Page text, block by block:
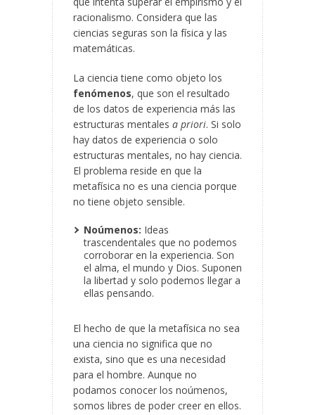
racionalismo. Considera que las
ciencias seguras son la física y las
matemáticas.
La ciencia tiene como objeto los
fenómenos, que son el resultado
de los datos de experiencia más las
estructuras mentales a priori. Si solo
hay datos de experiencia o solo
estructuras mentales, no hay ciencia.
El problema reside en que la
metafísica no es una ciencia porque
no tiene objeto sensible.
Noúmenos: Ideas
trascendentales que no podemos
corroborar en la experiencia. Son
el alma, el mundo y Dios. Suponen
la libertad y solo podemos llegar a
ellas pensando.
El hecho de que la metafísica no sea
una ciencia no significa que no
exista, sino que es una necesidad
para el hombre. Aunque no
podamos conocer los noúmenos,
somos libres de poder creer en ellos.